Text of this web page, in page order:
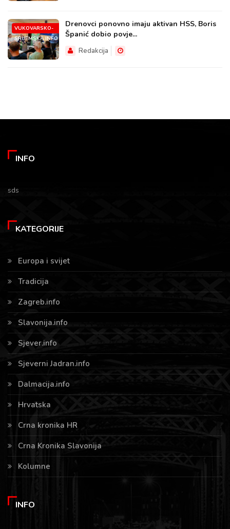
VUKOVARSKO-
SRIJEMSKA.INFO
Drenovci ponovno imaju aktivan HSS, Boris
Španić dobio povje...
Redakcija
INFO
sds
KATEGORIJE
Europa i svijet
Tradicija
Zagreb.info
Slavonija.info
Sjever.info
Sjeverni Jadran.info
Dalmacija.info
Hrvatska
Crna kronika HR
Crna Kronika Slavonija
Kolumne
INFO